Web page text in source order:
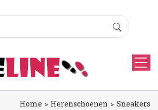
Home Herenschoenen Sneakers